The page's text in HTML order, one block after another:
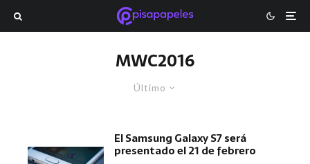
MWC2016
Último
El Samsung Galaxy S7 será
presentado el 21 de febrero